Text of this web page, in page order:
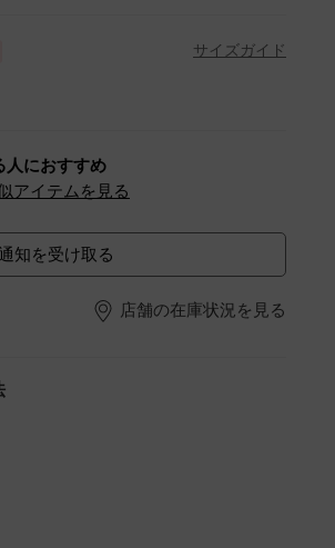
サイズガイド
人におすすめ
アイテムを見る
知を受け取る
店舗の在庫状況を見る